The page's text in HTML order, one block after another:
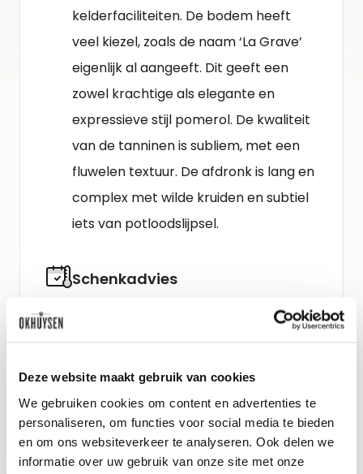
Deze website maakt gebruik van cookies
We gebruiken cookies om content en advertenties te
personaliseren, om functies voor social media te bieden
en om ons websiteverkeer te analyseren. Ook delen we
informatie over uw gebruik van onze site met onze
kelderfaciliteiten. De bodem heeft
veel kiezel, zoals de naam ‘La Grave’
eigenlijk al aangeeft. Dit geeft een
zowel krachtige als elegante en
expressieve stijl pomerol. De kwaliteit
van de tanninen is subliem, met een
fluwelen textuur. De afdronk is lang en
complex met wilde kruiden en subtiel
iets van potloodslijpsel.
Schenkadvies
Houd de wijn en spijs bij deze gerijpte
Bordeaux betrekkelijk eenvoudig. Past
goed bij gerechten met veel
structuur, bijvoorbeeld bij gebraden